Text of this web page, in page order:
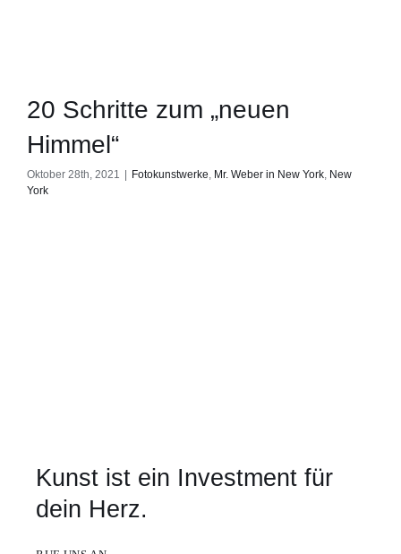
20 Schritte zum „neuen
Himmel“
Oktober 28th, 2021 | Fotokunstwerke Mr. Weber in New York New
York
Kunst ist ein Investment für
dein Herz.